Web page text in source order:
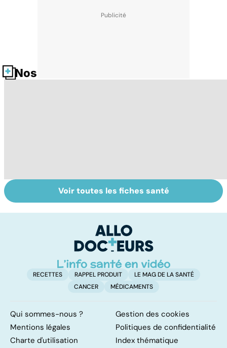
Nos fiches santé
Tout savoir sur
les infections
Covid-19 : tout
savoir sur la
Voir toutes les fiches santé
RECETTES RAPPEL PRODUIT
LE MAG DE LA SANTÉ
CANCER
MÉDICAMENTS
Qui sommes-nous ?
Gestion des cookies
Mentions légales
Politiques de confidentialité
Charte d'utilisation
Index thématique